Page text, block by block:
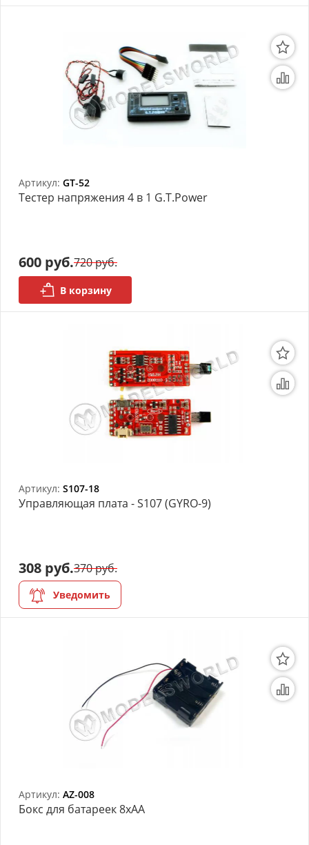
Артикул: GT-52
Тестер напряжения 4 в 1 G.T.Power
600 руб.720 руб.
В корзину
Артикул: S107-18
Управляющая плата - S107 (GYRO-9)
308 руб.370 руб.
Уведомить
Артикул: AZ-008
Бокс для батареек 8хАА